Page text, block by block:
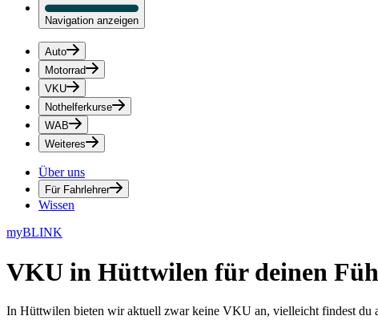
Navigation anzeigen
Auto
Motorrad
VKU
Nothelferkurse
WAB
Weiteres
Über uns
Für Fahrlehrer
Wissen
myBLINK
VKU in Hüttwilen für deinen
In Hüttwilen bieten wir aktuell zwar keine VKU an, vielleicht findest du